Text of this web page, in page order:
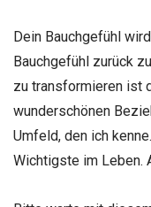
Dein Bauchgefühl
Bauchgefühl zurück
zu transformieren ist
wunderschönen
Umfeld, den ich
Wichtigste im Leben.